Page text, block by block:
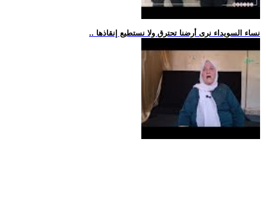
.. نساء السويداء نرى أرضنا تحترق ولا نستطيع إنقاذها